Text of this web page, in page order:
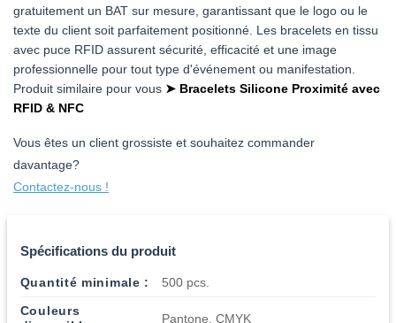
gratuitement un BAT sur mesure, garantissant que le logo ou le
texte du client soit parfaitement positionné. Les bracelets en tissu
avec puce RFID assurent sécurité, efficacité et une image
professionnelle pour tout type d'événement ou manifestation.
Produit similaire pour vous ➤ Bracelets Silicone Proximité avec
RFID & NFC
Vous êtes un client grossiste et souhaitez commander
davantage?
Contactez-nous !
Spécifications du produit
Quantité minimale :
500 pcs.
Couleurs
Pantone, CMYK